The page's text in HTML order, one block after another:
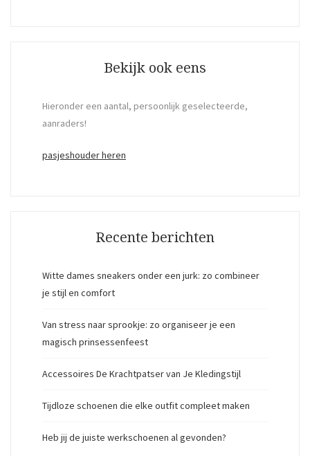
Bekijk ook eens
Hieronder een aantal, persoonlijk geselecteerde,
aanraders!
pasjeshouder heren
Recente berichten
Witte dames sneakers onder een jurk: zo combineer
je stijl en comfort
Van stress naar sprookje: zo organiseer je een
magisch prinsessenfeest
Accessoires De Krachtpatser van Je Kledingstijl
Tijdloze schoenen die elke outfit compleet maken
Heb jij de juiste werkschoenen al gevonden?